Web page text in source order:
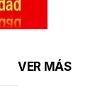
VER MÁS